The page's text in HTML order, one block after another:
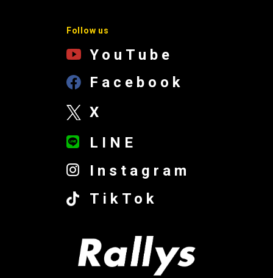
Follow us
YouTube
Facebook
X
LINE
Instagram
TikTok